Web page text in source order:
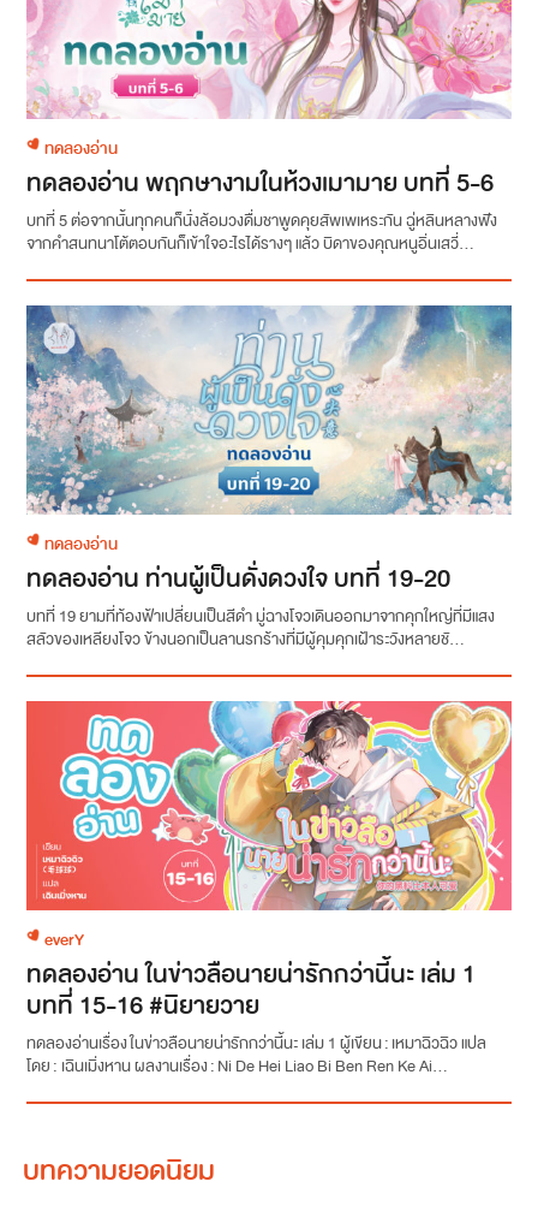
ทดลองอ่าน
ทดลองอ่าน พฤกษางามในห้วงเมามาย บทที่ 5-6
บทที่ 5 ต่อจากนั้นทุกคนก็นั่งล้อมวงดื่มชาพูดคุยสัพเพเหระกัน ฉู่หลินหลางฟัง
จากคำสนทนาโต้ตอบกันก็เข้าใจอะไรได้รางๆ แล้ว บิดาของคุณหนูอิ่นเสวี่...
ทดลองอ่าน
ทดลองอ่าน ท่านผู้เป็นดั่งดวงใจ บทที่ 19-20
บทที่ 19 ยามที่ท้องฟ้าเปลี่ยนเป็นสีดำ มู่ฉางโจวเดินออกมาจากคุกใหญ่ที่มีแสง
สลัวของเหลียงโจว ข้างนอกเป็นลานรกร้างที่มีผู้คุมคุกเฝ้าระวังหลายชั...
everY
ทดลองอ่าน ในข่าวลือนายน่ารักกว่านี้นะ เล่ม 1
บทที่ 15-16 #นิยายวาย
ทดลองอ่านเรื่อง ในข่าวลือนายน่ารักกว่านี้นะ เล่ม 1 ผู้เขียน : เหมาฉิวฉิว แปล
โดย : เฉินเมิ่งหาน ผลงานเรื่อง : Ni De Hei Liao Bi Ben Ren Ke Ai...
บทความยอดนิยม